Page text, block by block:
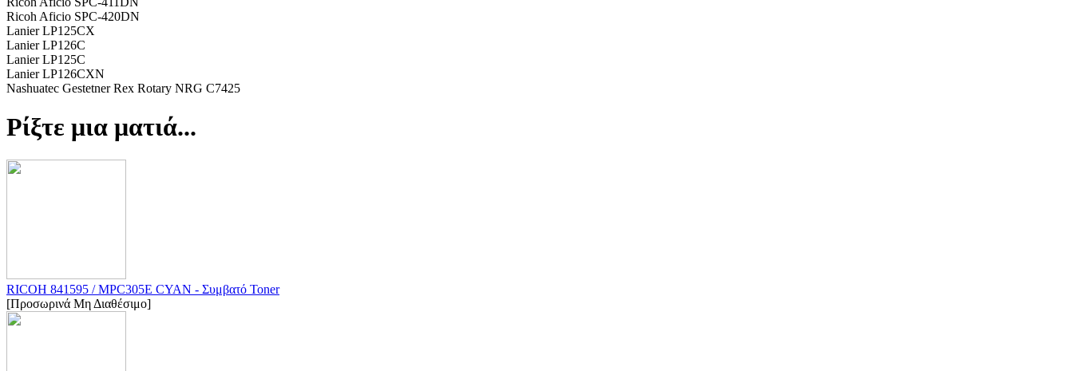
Ricoh Aficio SPC-420DN
Lanier LP125CX
Lanier LP126C
Lanier LP125C
Lanier LP126CXN
Nashuatec Gestetner Rex Rotary NRG C7425
Ρίξτε μια ματιά...
RICOH 841595 / MPC305E CYAN - Συμβατό Toner
[Προσωρινά Μη Διαθέσιμο]